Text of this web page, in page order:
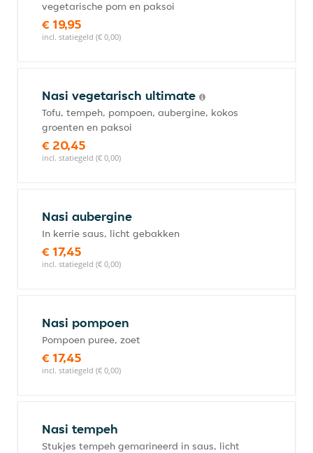
vegetarische pom en paksoi
€ 19,95
incl. statiegeld (€ 0,00)
Nasi vegetarisch ultimate
Tofu, tempeh, pompoen, aubergine, kokos
groenten en paksoi
€ 20,45
incl. statiegeld (€ 0,00)
Nasi aubergine
In kerrie saus, licht gebakken
€ 17,45
incl. statiegeld (€ 0,00)
Nasi pompoen
Pompoen puree, zoet
€ 17,45
incl. statiegeld (€ 0,00)
Nasi tempeh
Stukjes tempeh gemarineerd in saus, licht